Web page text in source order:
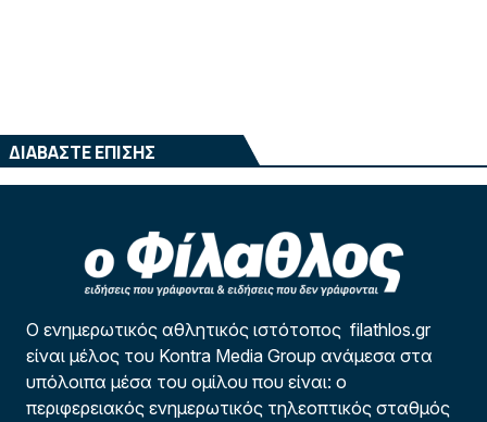
ΔΙΑΒΑΣΤΕ ΕΠΙΣΗΣ
Ο ενημερωτικός αθλητικός ιστότοπος filathlos.gr
είναι μέλος του Kontra Media Group ανάμεσα στα
υπόλοιπα μέσα του ομίλου που είναι: ο
περιφερειακός ενημερωτικός τηλεοπτικός σταθμός